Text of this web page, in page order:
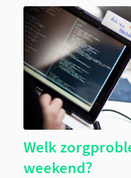
Welk
weekend?